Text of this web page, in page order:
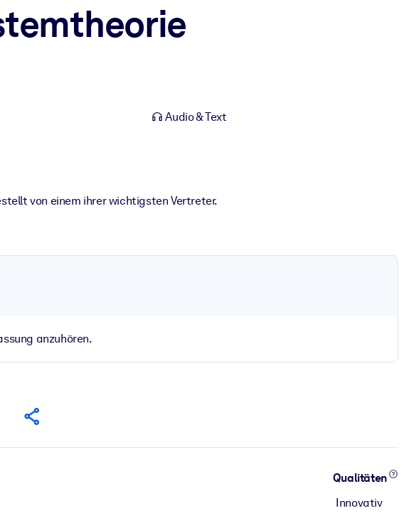
Audio & Text
von einem ihrer wichtigsten Vertreter.
anzuhören.
Qualitäten
Innovativ